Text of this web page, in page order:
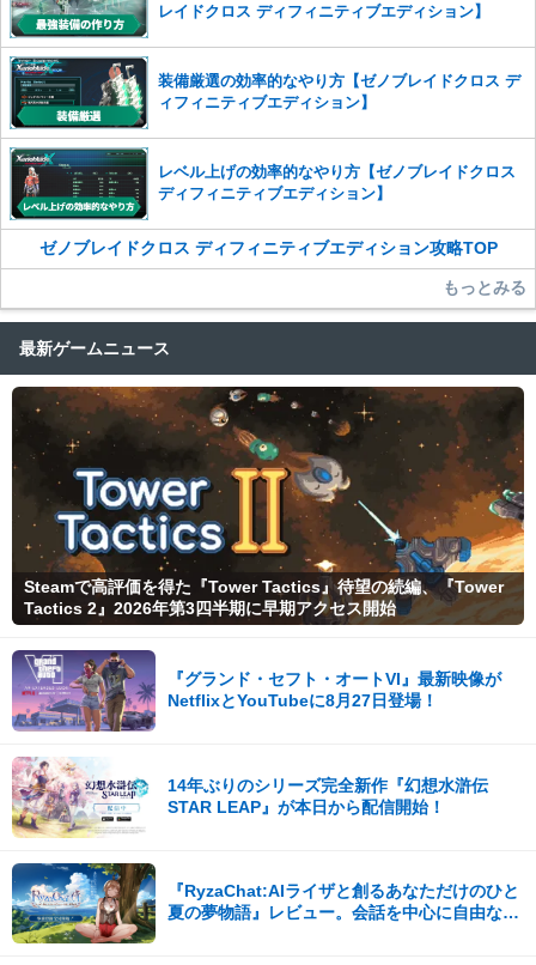
レイドクロス ディフィニティブエディション】
装備厳選の効率的なやり方【ゼノブレイドクロス デ
ィフィニティブエディション】
レベル上げの効率的なやり方【ゼノブレイドクロス
ディフィニティブエディション】
ゼノブレイドクロス ディフィニティブエディション攻略TOP
もっとみる
最新ゲームニュース
Steamで高評価を得た『Tower Tactics』待望の続編、『Tower
Tactics 2』2026年第3四半期に早期アクセス開始
『グランド・セフト・オートVI』最新映像が
NetflixとYouTubeに8月27日登場！
14年ぶりのシリーズ完全新作『幻想水滸伝
STAR LEAP』が本日から配信開始！
『RyzaChat:AIライザと創るあなただけのひと
夏の夢物語』レビュー。会話を中心に自由な冒